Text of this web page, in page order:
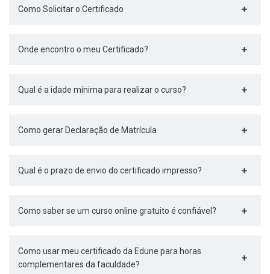
Como Solicitar o Certificado
Onde encontro o meu Certificado?
Qual é a idade mínima para realizar o curso?
Como gerar Declaração de Matrícula
Qual é o prazo de envio do certificado impresso?
Como saber se um curso online gratuito é confiável?
Como usar meu certificado da Edune para horas
complementares da faculdade?